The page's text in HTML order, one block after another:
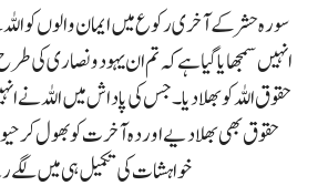
سورہ حشر کے آخری رکوع میں ایمان والوں کو
انہیں سمجھایا گیا ہے کہ تم ان یہود و نصاری کی
حقوق اللہ کو بھلا دیا۔ جس کی پاداش میں اللہ
حقوق بھی بھلا دیے اور دہ آخرت کو بھول کر
خواہشات کی تکمیل ہی میں